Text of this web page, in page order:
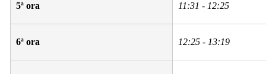
5ª ora 11:31 - 12:25
6ª ora 12:25 - 13:19